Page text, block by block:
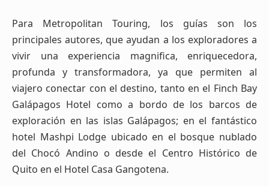
Para Metropolitan Touring, los guías son los
principales autores, que ayudan a los exploradores a
vivir una experiencia magnifica, enriquecedora,
profunda y transformadora, ya que permiten al
viajero conectar con el destino, tanto en el Finch Bay
Galápagos Hotel como a bordo de los barcos de
exploración en las islas Galápagos; en el fantástico
hotel Mashpi Lodge ubicado en el bosque nublado
del Chocó Andino o desde el Centro Histórico de
Quito en el Hotel Casa Gangotena.